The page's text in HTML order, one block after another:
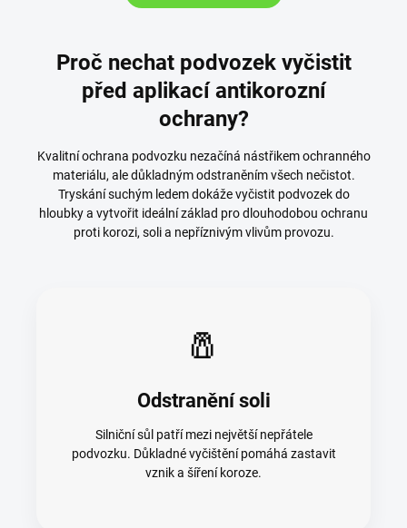
Proč nechat podvozek vyčistit
před aplikací antikorozní
ochrany?
Kvalitní ochrana podvozku nezačíná nástřikem ochranného
materiálu, ale důkladným odstraněním všech nečistot.
Tryskání suchým ledem dokáže vyčistit podvozek do
hloubky a vytvořit ideální základ pro dlouhodobou ochranu
proti korozi, soli a nepříznivým vlivům provozu.
🧂
Odstranění soli
Silniční sůl patří mezi největší nepřátele
podvozku. Důkladné vyčištění pomáhá zastavit
vznik a šíření koroze.